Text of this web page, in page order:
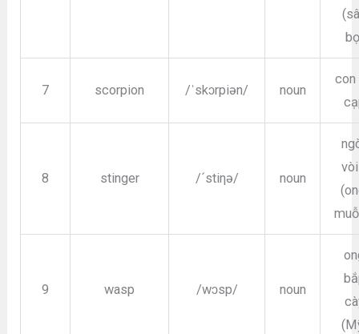
7 scorpion /ˈskɔrpiən/ noun
con
8 stinger /´stiηə/ noun
9 wasp /wɔsp/ noun